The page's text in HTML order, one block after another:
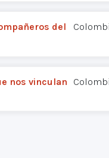
del
nos vinculan